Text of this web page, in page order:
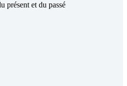
présent et du passé